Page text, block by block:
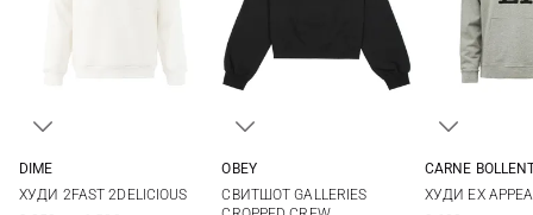
DIME
ХУДИ 2FAST 2DELICIOUS
OBEY
СВИТШОТ GALLERIES
CARNE
ХУДИ EX